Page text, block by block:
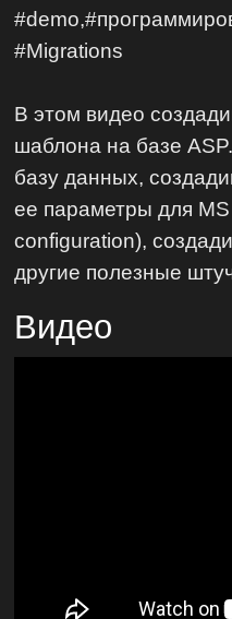
#Migrations
В этом видео
шаблона на базе
базу данных,
ее параметры для
configuration),
другие полезные
Видео